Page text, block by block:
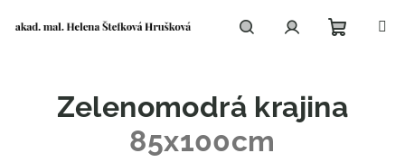
košík
Zelenomodrá krajina
85x100cm